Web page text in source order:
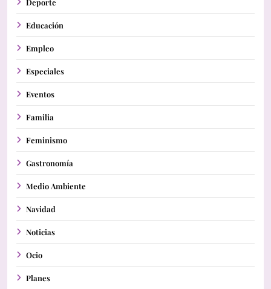
Educación
Empleo
Especiales
Eventos
Familia
Feminismo
Gastronomía
Medio Ambiente
Navidad
Noticias
Ocio
Planes